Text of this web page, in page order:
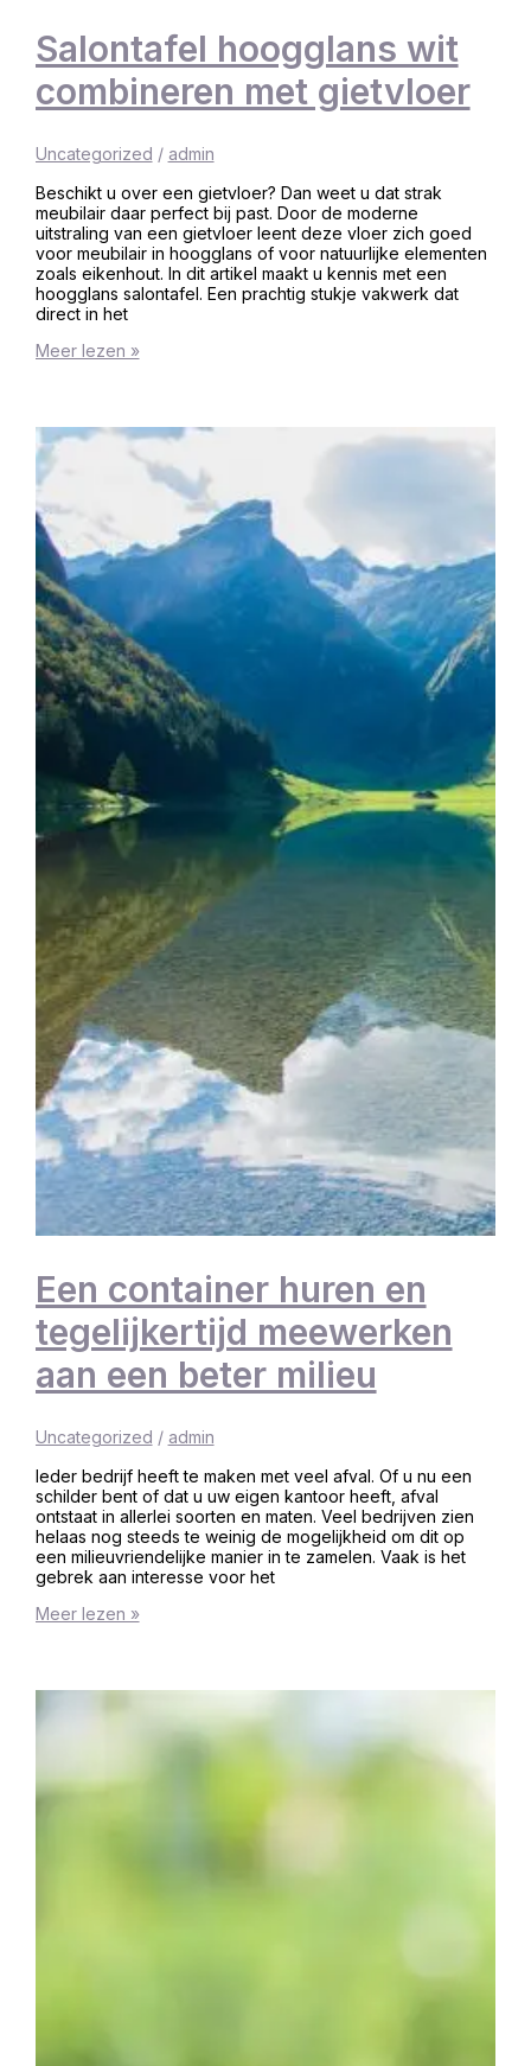
Salontafel hoogglans wit
combineren met gietvloer
Uncategorized / admin
Beschikt u over een gietvloer? Dan weet u dat strak
meubilair daar perfect bij past. Door de moderne
uitstraling van een gietvloer leent deze vloer zich goed
voor meubilair in hoogglans of voor natuurlijke elementen
zoals eikenhout. In dit artikel maakt u kennis met een
hoogglans salontafel. Een prachtig stukje vakwerk dat
direct in het
Meer lezen »
Een container huren en
tegelijkertijd meewerken
aan een beter milieu
Uncategorized / admin
Ieder bedrijf heeft te maken met veel afval. Of u nu een
schilder bent of dat u uw eigen kantoor heeft, afval
ontstaat in allerlei soorten en maten. Veel bedrijven zien
helaas nog steeds te weinig de mogelijkheid om dit op
een milieuvriendelijke manier in te zamelen. Vaak is het
gebrek aan interesse voor het
Meer lezen »